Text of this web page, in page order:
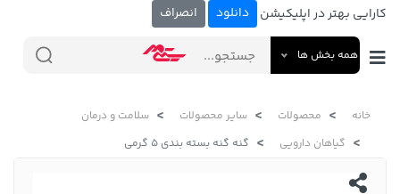
کارایی بهتر در اپلیکیشن دانلود انصراف
همه بخش ها
خانه محصولات سایر محصولات
سلامت و درمان
گیاهان دارویی
گنه گنه بسته بندی 5 گرمی